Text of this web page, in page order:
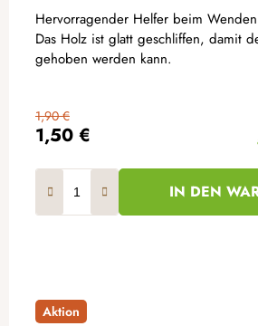
1,50 €
1,90 €
IN DEN
Hervorragender Helfer beim
Das Holz ist glatt geschliffen, damit
gehoben werden kann.
Aktion